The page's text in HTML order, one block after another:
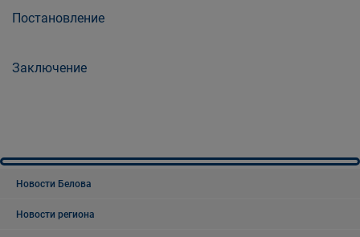
Постановление
Заключение
Новости Белова
Новости региона